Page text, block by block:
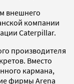
внешнего
компании
Caterpillar.
производителя
Вместо
кармана,
фирмы Arena